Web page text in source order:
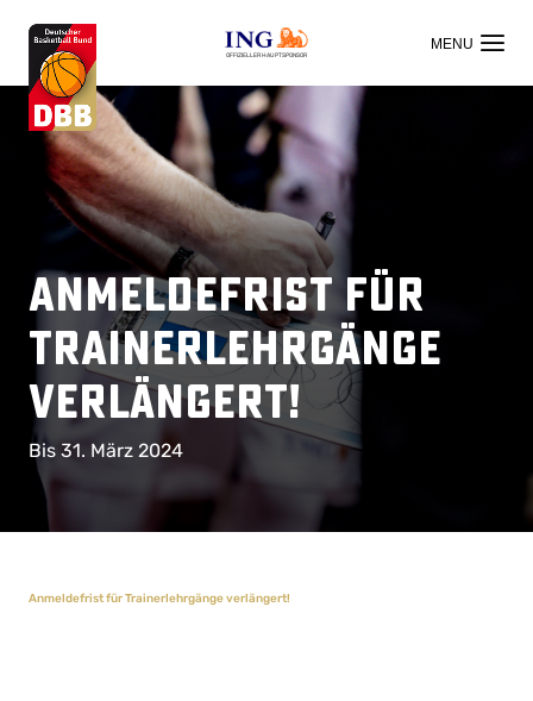
OFFIZIELLER HAUPTSPONSOR
Anmeldefrist für
Trainerlehrgänge
verlängert!
Bis 31. März 2024
Anmeldefrist für Trainerlehrgänge verlängert!